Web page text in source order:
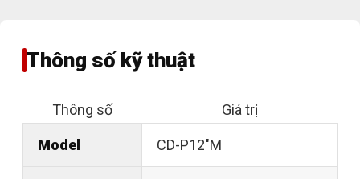
Thông số kỹ thuật
Thông số Giá trị
Model CD-P12"M